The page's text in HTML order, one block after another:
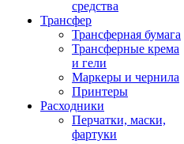
средства
Трансфер
Трансферная бумага
Трансферные крема
и гели
Маркеры и чернила
Принтеры
Расходники
Перчатки, маски,
фартуки